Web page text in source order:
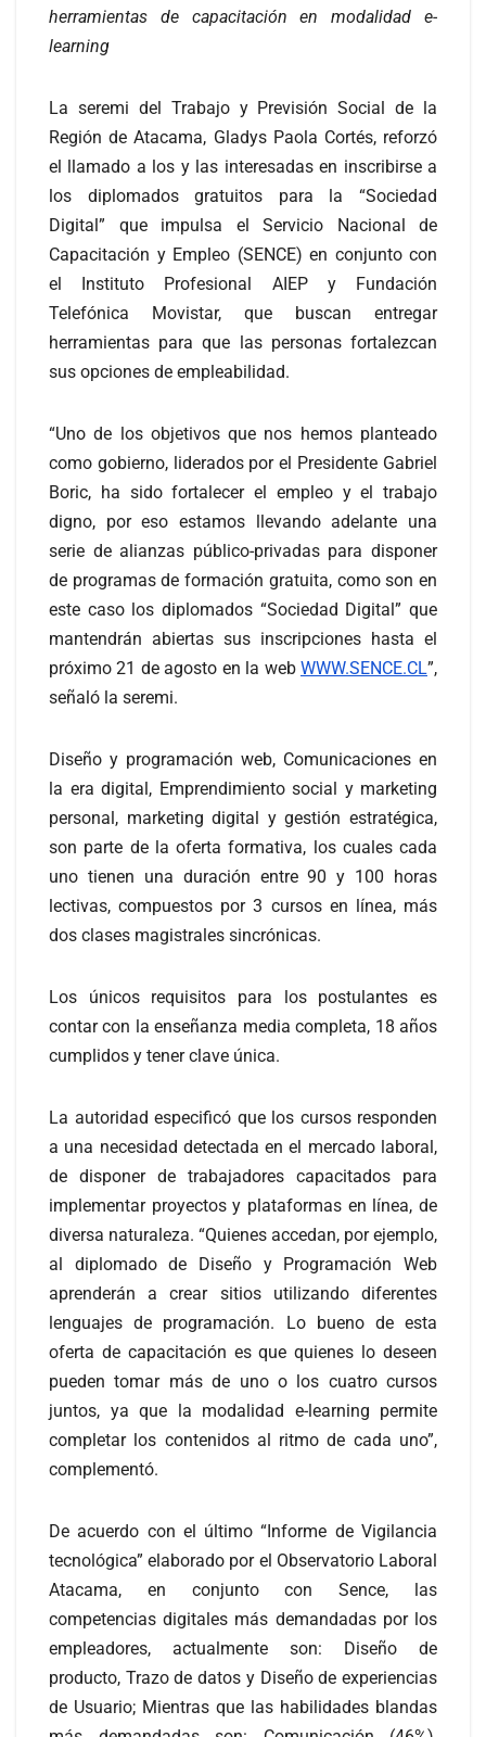
herramientas de capacitación en modalidad e-
learning
La seremi del Trabajo y Previsión Social de la
Región de Atacama, Gladys Paola Cortés, reforzó
el llamado a los y las interesadas en inscribirse a
los diplomados gratuitos para la “Sociedad
Digital” que impulsa el Servicio Nacional de
Capacitación y Empleo (SENCE) en conjunto con
el Instituto Profesional AIEP y Fundación
Telefónica Movistar, que buscan entregar
herramientas para que las personas fortalezcan
sus opciones de empleabilidad.
“Uno de los objetivos que nos hemos planteado
como gobierno, liderados por el Presidente Gabriel
Boric, ha sido fortalecer el empleo y el trabajo
digno, por eso estamos llevando adelante una
serie de alianzas público-privadas para disponer
de programas de formación gratuita, como son en
este caso los diplomados “Sociedad Digital” que
mantendrán abiertas sus inscripciones hasta el
próximo 21 de agosto en la web WWW.SENCE.CL”,
señaló la seremi.
Diseño y programación web, Comunicaciones en
la era digital, Emprendimiento social y marketing
personal, marketing digital y gestión estratégica,
son parte de la oferta formativa, los cuales cada
uno tienen una duración entre 90 y 100 horas
lectivas, compuestos por 3 cursos en línea, más
dos clases magistrales sincrónicas.
Los únicos requisitos para los postulantes es
contar con la enseñanza media completa, 18 años
cumplidos y tener clave única.
La autoridad especificó que los cursos responden
a una necesidad detectada en el mercado laboral,
de disponer de trabajadores capacitados para
implementar proyectos y plataformas en línea, de
diversa naturaleza. “Quienes accedan, por ejemplo,
al diplomado de Diseño y Programación Web
aprenderán a crear sitios utilizando diferentes
lenguajes de programación. Lo bueno de esta
oferta de capacitación es que quienes lo deseen
pueden tomar más de uno o los cuatro cursos
juntos, ya que la modalidad e-learning permite
completar los contenidos al ritmo de cada uno”,
complementó.
De acuerdo con el último “Informe de Vigilancia
tecnológica” elaborado por el Observatorio Laboral
Atacama, en conjunto con Sence, las
competencias digitales más demandadas por los
empleadores, actualmente son: Diseño de
producto, Trazo de datos y Diseño de experiencias
de Usuario; Mientras que las habilidades blandas